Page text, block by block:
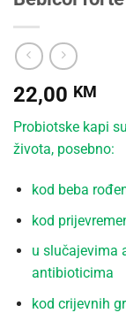
22,00 KM
Probiotske kapi
života, posebno:
kod beba
kod
u slučajevima
antibioticima
kod crijevnih